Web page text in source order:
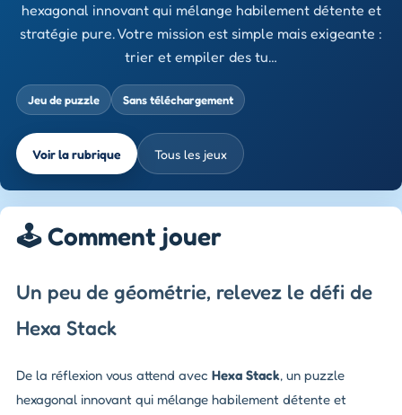
hexagonal innovant qui mélange habilement détente et
stratégie pure. Votre mission est simple mais exigeante :
trier et empiler des tu…
Jeu de puzzle Sans téléchargement
Voir la rubrique Tous les jeux
🕹️ Comment jouer
Un peu de géométrie, relevez le défi de
Hexa Stack
De la réflexion vous attend avec Hexa Stack, un puzzle
hexagonal innovant qui mélange habilement détente et